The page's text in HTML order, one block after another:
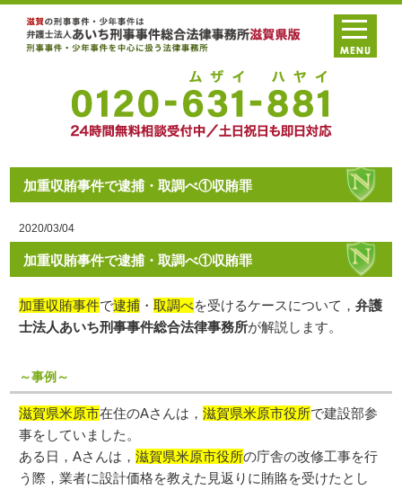
加重収賄事件で逮捕・取調べ①収賄罪
2020/03/04
加重収賄事件で逮捕・取調べ①収賄罪
加重収賄事件で逮捕 ・取調べを受けるケースについて，弁護
士法人あいち刑事事件総合法律事務所が解説します。
～事例～
滋賀県米原市在住のAさんは，滋賀県米原市役所で建設部参
事をしていました。
ある日，Aさんは，滋賀県米原市役所の庁舎の改修工事を行
う際，業者に設計価格を教えた見返りに賄賂を受けたとし